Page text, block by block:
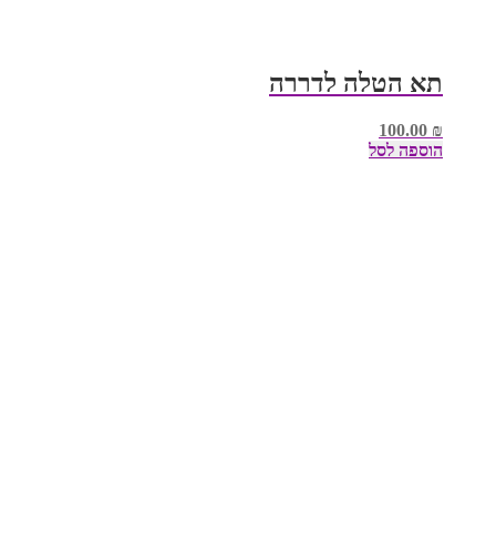
תא הטלה לדררה
₪
הוספה לסל